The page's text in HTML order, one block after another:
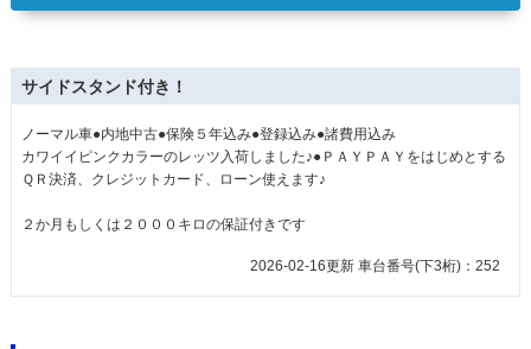
サイドスタンド付き！
ノーマル車●内地中古●保険５年込み●登録込み●諸費用込み
カワイイピンクカラーのレッツ入荷しました♪●ＰＡＹＰＡＹをはじめとする
ＱＲ決済、クレジットカード、ローン使えます♪
２か月もしくは２０００キロの保証付きです
2026-02-16更新 車台番号(下3桁)：252